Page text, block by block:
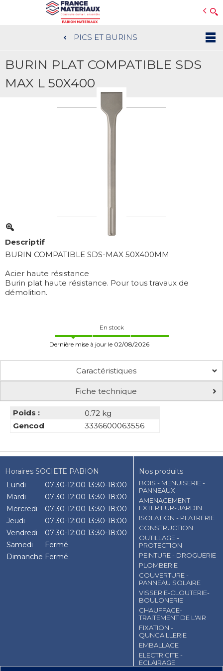
au
contenu
PICS ET BURINS
BURIN PLAT COMPATIBLE SDS
MAX L 50X400
Descriptif
BURIN COMPATIBLE SDS-MAX 50X400MM
Acier haute résistance
Burin plat haute résistance. Pour tous travaux de
démolition.
En stock
Dernière mise à jour le 02/08/2026
Caractéristiques
Fiche technique
Poids :
0.72 kg
Gencod
3336600063556
Horaires SOCIETE PABION
Lundi
07:30-12:00 13:30-18:00
Mardi
07:30-12:00 13:30-18:00
Mercredi
07:30-12:00 13:30-18:00
Jeudi
07:30-12:00 13:30-18:00
Vendredi
07:30-12:00 13:30-18:00
Samedi
Fermé
Dimanche Fermé
Nos produits
BOIS - MENUISERIE -
PANNEAUX
AMENAGEMENT
EXTERIEUR- JARDIN
ISOLATION - PLATRERIE
CONSTRUCTION
OUTILLAGE -
PROTECTION
PEINTURE - DROGUERIE
PLOMBERIE
COUVERTURE -
PANNEAU SOLAIRE
VISSERIE-CLOUTERIE-
BOULONERIE
CHAUFFAGE-
TRAITEMENT DE L'AIR
FIXATION -
QUNCAILLERIE
EMBALLAGE
ELECTRICITE -
ECLAIRAGE